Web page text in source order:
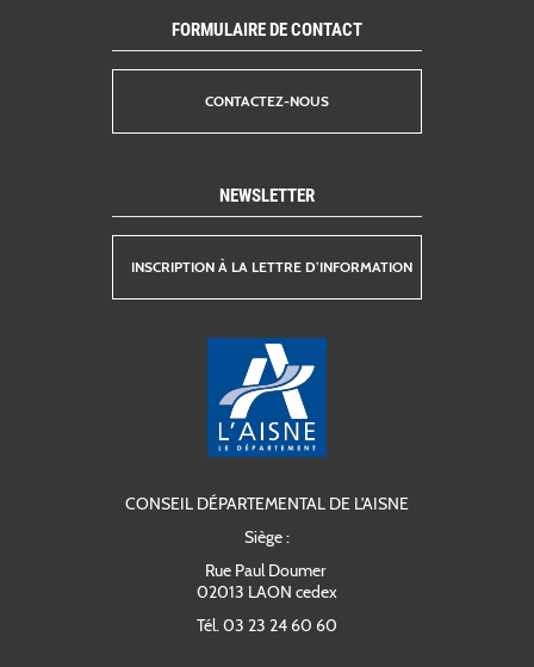
CONSEIL DÉPARTEMENTAL DE L'AISNE
Siège :
Rue Paul Doumer
02013 LAON cedex
Tél. 03 23 24 60 60
FORMULAIRE DE CONTACT
CONTACTEZ-NOUS
NEWSLETTER
INSCRIPTION À LA LETTRE D’INFORMATION